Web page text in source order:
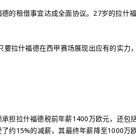
德的租借事宜达成全面协议。27岁的拉什
拉什福德在西甲赛场展现出应有的实力
担拉什福德税前年薪1400万欧元，还包
约15%的减薪，其最终年薪降至1000万